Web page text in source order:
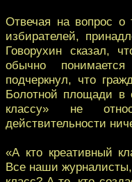
Отвечая на вопрос о
избирателей,
Говорухин сказал,
обычно
подчеркнул, что
Болотной площади в
классу» не
действительности
«А кто креативный
Все наши